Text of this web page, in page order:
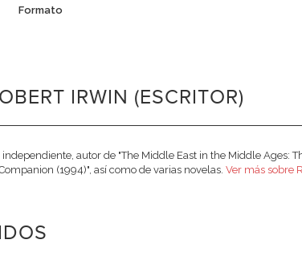
Formato
IRWIN (ESCRITOR)
autor de "The Middle East in the Middle Ages:
(1994)", así como de varias novelas. Ver más sobre